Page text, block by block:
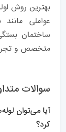
بهترین روش
عواملی
ساختمان
متخصص و
سوالات
آیا می‌توان
کرد؟